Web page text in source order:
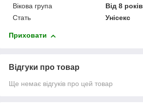
Вікова група
Від 8 років
Стать
Унісекс
Приховати
Відгуки про товар
Ще немає відгуків про цей товар